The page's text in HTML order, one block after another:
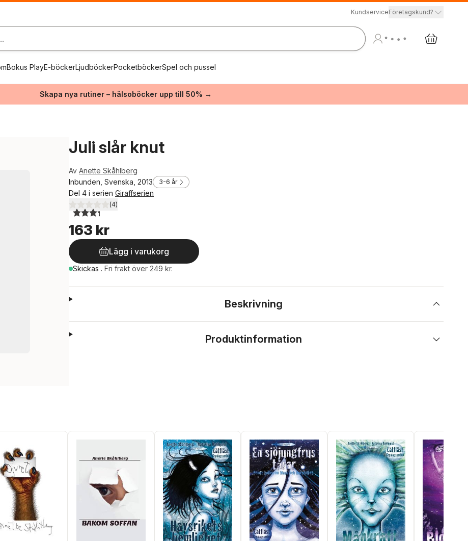
KundserviceFöretagskund?
Bokus PlayE-böckerLjudböckerPocketböckerSpel och pussel
Skapa nya rutiner – hälsoböcker upp till 50% →
Juli slår knut
Av Anette Skåhlberg
Inbunden, Svenska, 2013
3-6 år
Del 4 i serien Giraffserien
3,3utav 5 stjärnor. Totalt antal röster:
(4)
163 kr
Lägg i varukorg
Skickas . Fri frakt över 249 kr.
Beskrivning
Produktinformation